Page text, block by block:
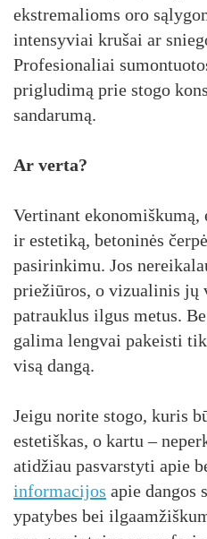
ekstremalioms oro
intensyviai krušai ar
Profesionaliai
prigludimą prie stogo
sandarumą.
Ar verta?
Vertinant ekonomiškumą,
ir estetiką, betoninės
pasirinkimu. Jos
priežiūros, o vizualinis jų
patrauklus ilgus metus.
galima lengvai pakeisti
visą dangą.
Jeigu norite stogo, kuris
estetiškas, o kartu –
atidžiau pasvarstyti apie
informacijos apie dangos
ypatybes bei